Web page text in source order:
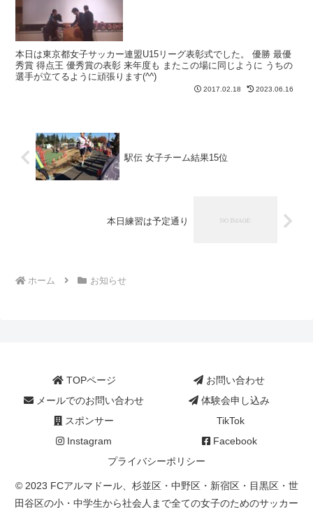
本日は東京都女子サッカー連盟U15リーグ表彰式でした。 優勝 最優
秀賞 得点王 優秀賞の表彰 来年度も またこの場に同じように うちの
選手が立てるように頑張ります(^^)
2017.02.18 2023.06.16
駅伝 女子チーム結果15位
本日練習は予定通り
ホーム お知らせ
TOPページ
お問い合わせ
メールでのお問い合わせ
体験会申し込み
スポンサー
TikTok
Instagram
Facebook
プライバシーポリシー
© 2023 FCアルマドール、杉並区・中野区・新宿区・目黒区・世
田谷区の小・中学生から社会人まで全ての女子のためのサッカー